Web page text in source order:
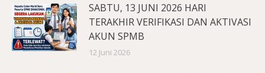
SABTU, 13 JUNI 2026 HARI
TERAKHIR VERIFIKASI DAN AKTIVASI
AKUN SPMB
12 Juni 2026